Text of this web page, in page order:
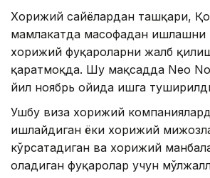
Хорижий сайёҳлардан ташқари,
мамлакатда масофадан ишлашни
хорижий фуқароларни жалб
қаратмоқда. Шу мақсадда Neo
йил ноябрь ойида ишга
Ушбу виза хорижий
ишлайдиган ёки хорижий
кўрсатадиган ва хорижий
оладиган фуқаролар учун